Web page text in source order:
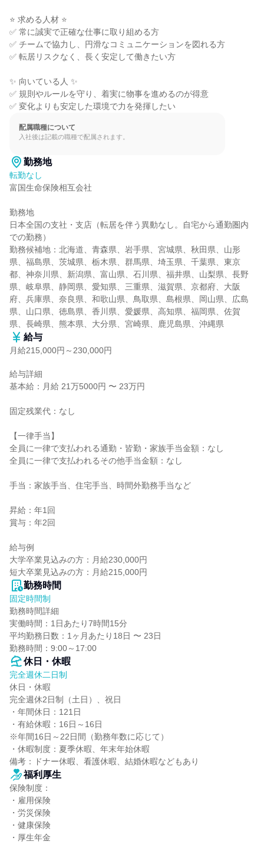
⭐ 求める人材 ⭐
✅ 常に誠実で正確な仕事に取り組める方
✅ チームで協力し、円滑なコミュニケーションを図れる方
✅ 転居リスクなく、長く安定して働きたい方
✨ 向いている人 ✨
✅ 規則やルールを守り、着実に物事を進めるのが得意
✅ 変化よりも安定した環境で力を発揮したい
配属職種について
入社後は記載の職種で配属されます。
勤務地
転勤なし
富国生命保険相互会社
勤務地
日本全国の支社・支店（転居を伴う異動なし。自宅から通勤圏内
での勤務）
勤務候補地：北海道、青森県、岩手県、宮城県、秋田県、山形
県、福島県、茨城県、栃木県、群馬県、埼玉県、千葉県、東京
都、神奈川県、新潟県、富山県、石川県、福井県、山梨県、長野
県、岐阜県、静岡県、愛知県、三重県、滋賀県、京都府、大阪
府、兵庫県、奈良県、和歌山県、鳥取県、島根県、岡山県、広島
県、山口県、徳島県、香川県、愛媛県、高知県、福岡県、佐賀
県、長崎県、熊本県、大分県、宮崎県、鹿児島県、沖縄県
給与
月給215,000円～230,000円
給与詳細
基本給：月給 21万5000円 〜 23万円
固定残業代：なし
【一律手当】
全員に一律で支払われる通勤・皆勤・家族手当金額：なし
全員に一律で支払われるその他手当金額：なし
手当：家族手当、住宅手当、時間外勤務手当など
昇給：年1回
賞与：年2回
給与例
大学卒業見込みの方：月給230,000円
短大卒業見込みの方：月給215,000円
勤務時間
固定時間制
勤務時間詳細
実働時間：1日あたり7時間15分
平均勤務日数：1ヶ月あたり18日 〜 23日
勤務時間：9:00～17:00
休日・休暇
完全週休二日制
休日・休暇
完全週休2日制（土日）、祝日
・年間休日：121日
・有給休暇：16日～16日
※年間16日～22日間（勤務年数に応じて）
・休暇制度：夏季休暇、年末年始休暇
備考：ドナー休暇、看護休暇、結婚休暇などもあり
福利厚生
保険制度：
・雇用保険
・労災保険
・健康保険
・厚生年金